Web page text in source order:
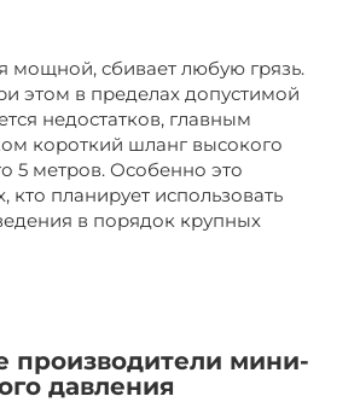
мощной, сбивает любую грязь.
этом в пределах допустимой
недостатков, главным
короткий шланг высокого
5 метров. Особенно это
кто планирует использовать
в порядок крупных
производители мини-
давления